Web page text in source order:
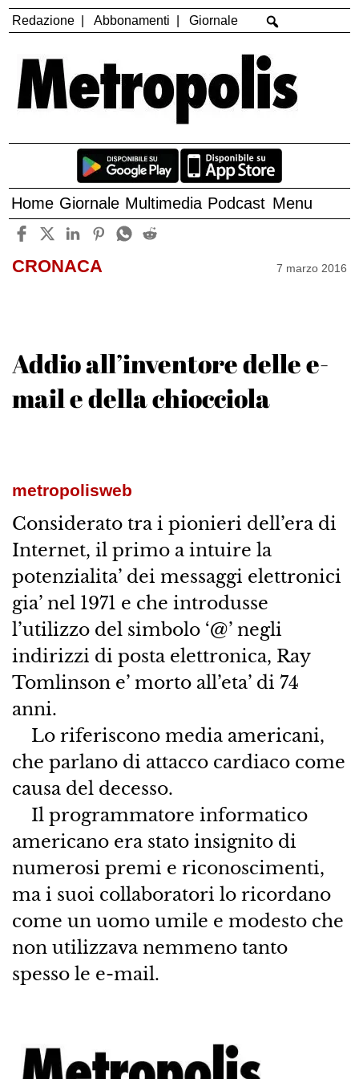
Redazione Abbonamenti Giornale
Home Giornale Multimedia Podcast Menu
CRONACA 7 marzo 2016
Addio all’inventore delle e-
mail e della chiocciola
metropolisweb
Considerato tra i pionieri dell’era di
Internet, il primo a intuire la
potenzialita’ dei messaggi elettronici
gia’ nel 1971 e che introdusse
l’utilizzo del simbolo ‘@’ negli
indirizzi di posta elettronica, Ray
Tomlinson e’ morto all’eta’ di 74
anni.
Lo riferiscono media americani,
che parlano di attacco cardiaco come
causa del decesso.
Il programmatore informatico
americano era stato insignito di
numerosi premi e riconoscimenti,
ma i suoi collaboratori lo ricordano
come un uomo umile e modesto che
non utilizzava nemmeno tanto
spesso le e-mail.